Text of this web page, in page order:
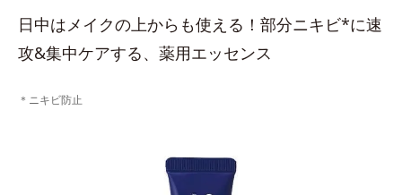
日中はメイクの上からも使える！部分ニキビ*に速
攻&集中ケアする、薬用エッセンス
＊ニキビ防止